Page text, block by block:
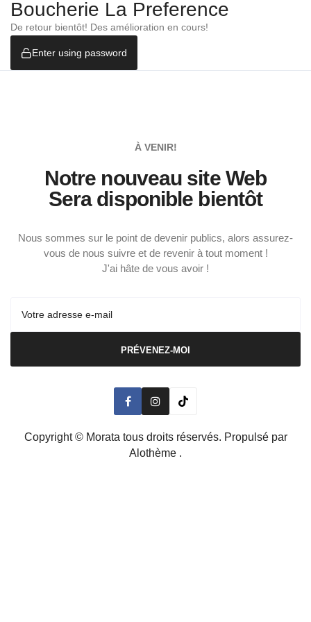
Boucherie La Preference
De retour bientôt! Des amélioration en cours!
Enter using password
À VENIR!
Notre nouveau site Web
Sera disponible bientôt
Nous sommes sur le point de devenir publics, alors assurez-
vous de nous suivre et de revenir à tout moment !
J'ai hâte de vous avoir !
PRÉVENEZ-MOI
Copyright © Morata tous droits réservés. Propulsé par
Alothème .